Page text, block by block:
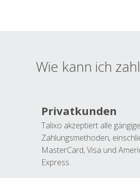
Wie kann ich
Privatkunden
Talixo akzeptiert alle
Zahlungsmethoden,
MasterCard, Visa und
Express.